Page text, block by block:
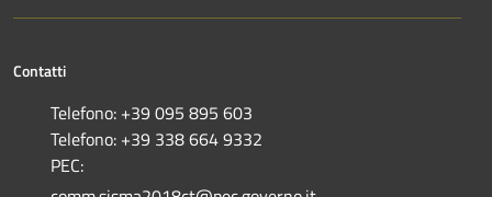
Contatti
Telefono: +39 095 895 603
Telefono: +39 338 664 9332
PEC: